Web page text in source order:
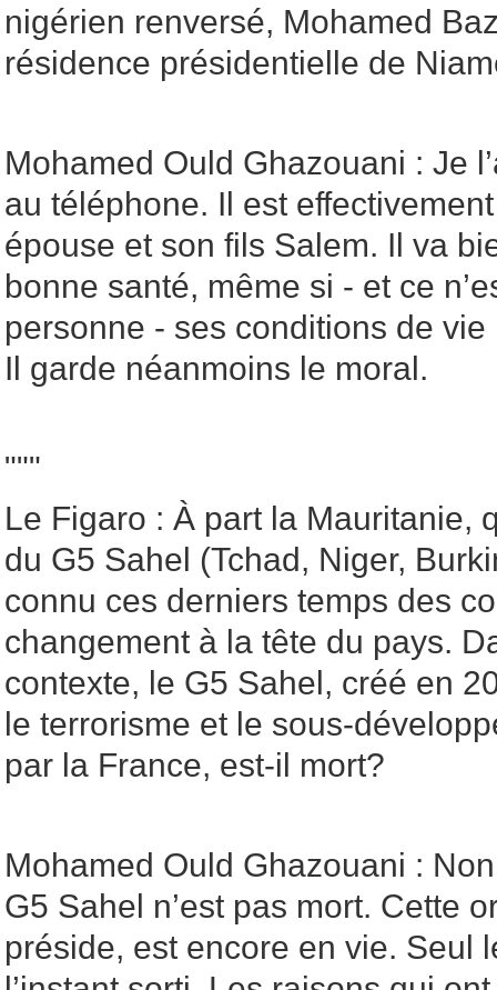
nigérien renversé, Mohamed
résidence présidentielle de
Mohamed Ould Ghazouani : Je
au téléphone. Il est
épouse et son fils Salem. Il va
bonne santé, même si - et ce
personne - ses conditions de
Il garde néanmoins le moral.
"""
Le Figaro : À part la Mauritanie,
du G5 Sahel (Tchad, Niger,
connu ces derniers temps des
changement à la tête du pays.
contexte, le G5 Sahel, créé en
le terrorisme et le sous-
par la France, est-il mort?
Mohamed Ould Ghazouani :
G5 Sahel n’est pas mort. Cette
préside, est encore en vie. Seul